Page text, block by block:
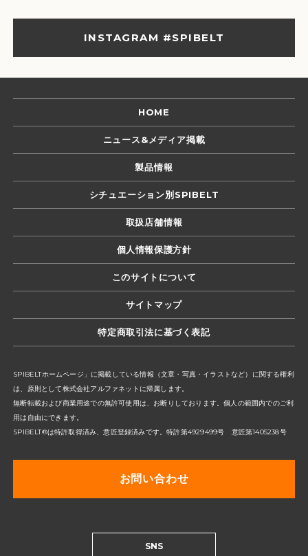
INSTAGRAM #SPIBELT
HOME
ニュース&メディア掲載
製品情報
シチュエーション別SPIBELT
取扱店舗情報
個人情報保護方針
このサイトについて
サイトマップ
特定商取引法に基づく表記
SPIBELTホームページ」に掲載している情報（文章・写真・イラストなど）に関する権利
は、原則として株式会社アルファネットに帰属します。
無断転載および商業用途での無許可使用は、お断りしております。個人の範囲内でのご利
用は自由にできます。
SPIBELT®は特許取得済み、意匠登録済みです。特許第4929499号 意匠第1405238号
お問い合わせ
SNS